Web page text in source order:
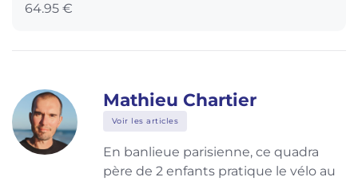
64.95 €
Mathieu Chartier
Voir les articles
En banlieue parisienne, ce quadra
père de 2 enfants pratique le vélo au